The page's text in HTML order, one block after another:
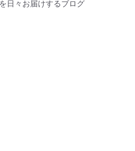
日々お届けするブログ